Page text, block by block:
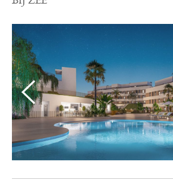
VERKOPEN
INFO
OVER ONS